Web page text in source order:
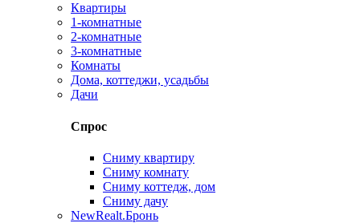
Квартиры
1-комнатные
2-комнатные
3-комнатные
Комнаты
Дома, коттеджи, усадьбы
Дачи
Спрос
Сниму квартиру
Сниму комнату
Сниму коттедж, дом
Сниму дачу
NewRealt.Бронь